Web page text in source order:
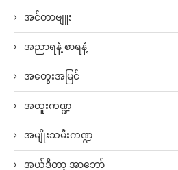
အင်တာဗျူး
အညာရနံ့ စာရနံ့
အတွေးအမြင်
အထူးကဏ္ဍ
အမျိုးသမီးကဏ္ဍ
အယ်ဒီတာ့ အာဘော်